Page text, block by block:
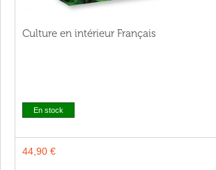
Culture en intérieur Français
En stock
44,90 €